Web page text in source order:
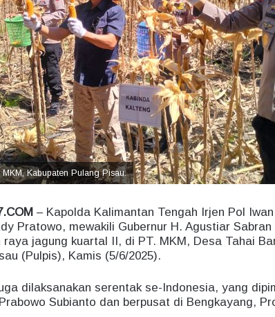
Kabupaten Pulang Pisau.
– Kapolda Kalimantan Tengah Irjen Pol
Pratowo, mewakili Gubernur H. Agustiar
jagung kuartal II, di PT. MKM, Desa Tahai
(Pulpis), Kamis (5/6/2025).
dilaksanakan serentak se-Indonesia, yang
Subianto dan berpusat di Bengkayang,